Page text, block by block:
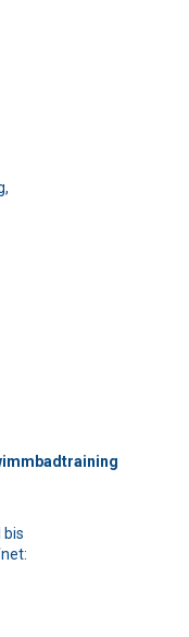
und wähle das
und wähle das
und wähle das
bist und wähle das
und wähle das
und wähle das
und wähle das
und wähle das
bis